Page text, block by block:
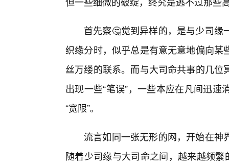
首先察🤔觉到异样的，是与少司
织缘分时，似乎总是有意无意地偏向
丝万缕的联系。而与大司命共事的几
出现一些“笔误”，一些本应在凡间迅
“宽限”。
流言如同一张无形的网，开始在
随着少司缘与大司命之间，越来越频